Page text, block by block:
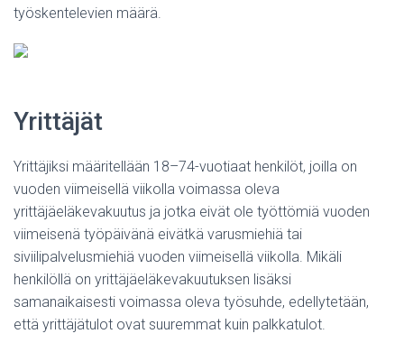
työskentelevien määrä.
Yrittäjät
Yrittäjiksi määritellään 18–74-vuotiaat henkilöt, joilla on
vuoden viimeisellä viikolla voimassa oleva
yrittäjäeläkevakuutus ja jotka eivät ole työttömiä vuoden
viimeisenä työpäivänä eivätkä varusmiehiä tai
siviilipalvelusmiehiä vuoden viimeisellä viikolla. Mikäli
henkilöllä on yrittäjäeläkevakuutuksen lisäksi
samanaikaisesti voimassa oleva työsuhde, edellytetään,
että yrittäjätulot ovat suuremmat kuin palkkatulot.